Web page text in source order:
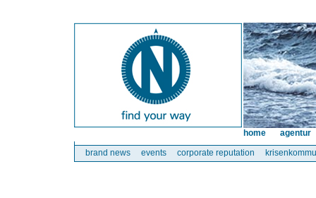
brand news events corporate reputation
home agentur